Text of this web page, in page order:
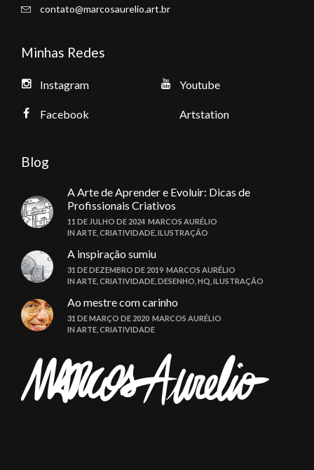
contato@marcosaurelio.art.br
Minhas Redes
Instagram
Facebook
Youtube
Artstation
Blog
A Arte de Aprender e Evoluir: Dicas de
Profissionais Criativos
11 DE JULHO DE 2024 MARCOS AURÉLIO
IN ARTE CRIATIVIDADE ILUSTRAÇÃO
A inspiração sumiu
31 DE DEZEMBRO DE 2019 MARCOS AURÉLIO
IN ARTE CRIATIVIDADE DESENHO HQ ILUSTRAÇÃO
Ao mestre com carinho
31 DE MARÇO DE 2020 MARCOS AURÉLIO
IN ARTE CRIATIVIDADE